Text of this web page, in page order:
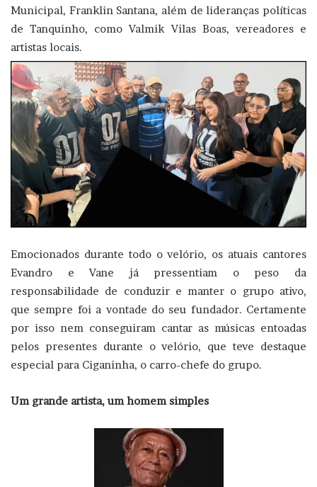
Municipal, Franklin Santana, além de lideranças políticas
de Tanquinho, como Valmik Vilas Boas, vereadores e
artistas locais.
Emocionados durante todo o velório, os atuais cantores
Evandro e Vane já pressentiam o peso da
responsabilidade de conduzir e manter o grupo ativo,
que sempre foi a vontade do seu fundador. Certamente
por isso nem conseguiram cantar as músicas entoadas
pelos presentes durante o velório, que teve destaque
especial para Ciganinha, o carro-chefe do grupo.
Um grande artista, um homem simples